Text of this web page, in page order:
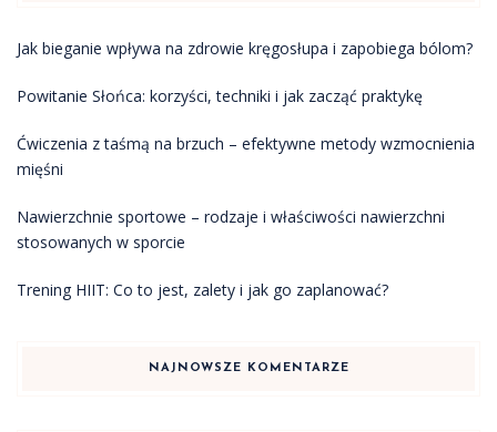
Jak bieganie wpływa na zdrowie kręgosłupa i zapobiega bólom?
Powitanie Słońca: korzyści, techniki i jak zacząć praktykę
Ćwiczenia z taśmą na brzuch – efektywne metody wzmocnienia
mięśni
Nawierzchnie sportowe – rodzaje i właściwości nawierzchni
stosowanych w sporcie
Trening HIIT: Co to jest, zalety i jak go zaplanować?
NAJNOWSZE KOMENTARZE